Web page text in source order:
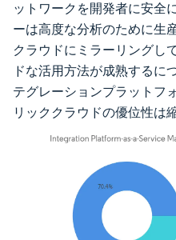
ットワークを開発者に安全
ーは高度な分析のために生
クラウドにミラーリングし
ドな活用方法が成熟するに
テグレーションプラットフ
リッククラウドの優位性は